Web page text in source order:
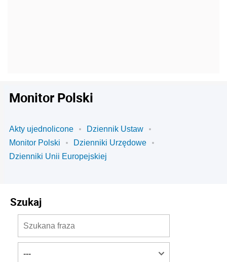
Monitor Polski
Akty ujednolicone
Dziennik Ustaw
Monitor Polski
Dzienniki Urzędowe
Dzienniki Unii Europejskiej
Szukaj